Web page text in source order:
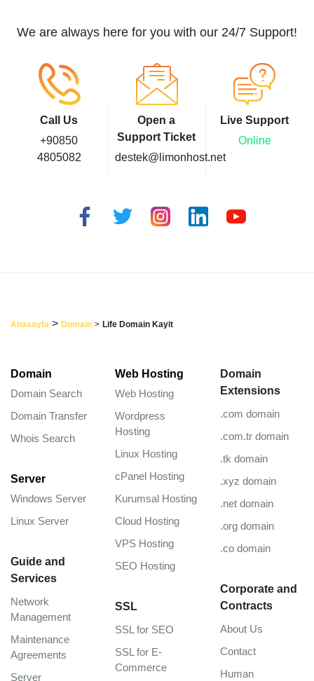
We are always here for you with our 24/7 Support!
Call Us
+90850
4805082
Open a
Support Ticket
destek@limonhost.net
Live Support
Online
Anasayfa > Domain > Life Domain Kayit
Domain
Domain Search
Domain Transfer
Whois Search
Server
Windows Server
Linux Server
Guide and
Services
Network
Management
Maintenance
Agreements
Server
Web Hosting
Web Hosting
Wordpress
Hosting
Linux Hosting
cPanel Hosting
Kurumsal Hosting
Cloud Hosting
VPS Hosting
SEO Hosting
SSL
SSL for SEO
SSL for E-
Commerce
Domain
Extensions
.com domain
.com.tr domain
.tk domain
.xyz domain
.net domain
.org domain
.co domain
Corporate and
Contracts
About Us
Contact
Human